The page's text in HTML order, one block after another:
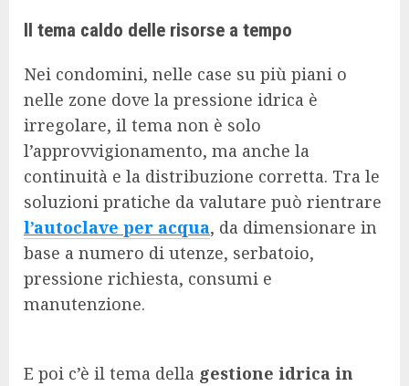
Il tema caldo delle risorse a tempo
Nei condomini, nelle case su più piani o
nelle zone dove la pressione idrica è
irregolare, il tema non è solo
l’approvvigionamento, ma anche la
continuità e la distribuzione corretta. Tra le
soluzioni pratiche da valutare può rientrare
l’autoclave per acqua, da dimensionare in
base a numero di utenze, serbatoio,
pressione richiesta, consumi e
manutenzione.
E poi c’è il tema della gestione idrica in